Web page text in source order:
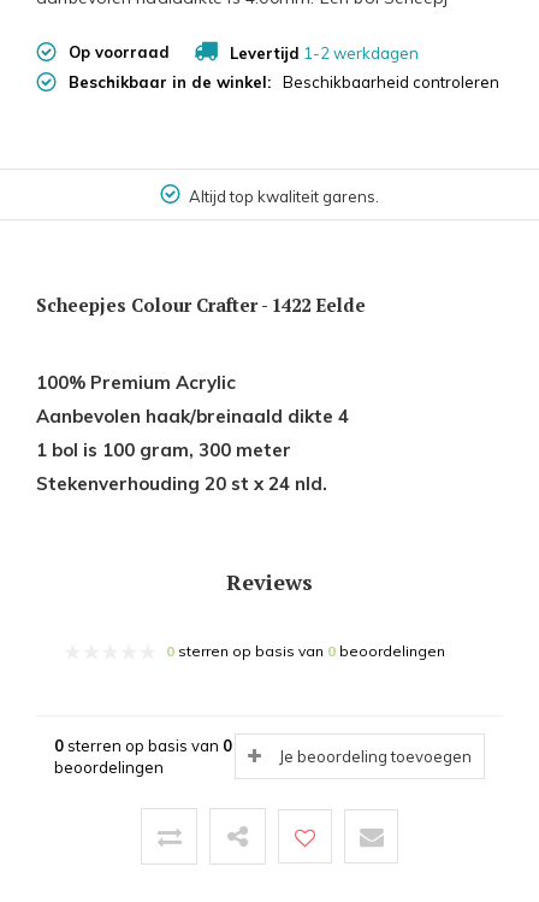
Op voorraad Levertijd 1-2 werkdagen
Beschikbaar in de winkel:
Beschikbaarheid controleren
Altijd top kwaliteit garens.
Scheepjes Colour Crafter - 1422 Eelde
100% Premium Acrylic
Aanbevolen haak/breinaald dikte 4
1 bol is 100 gram, 300 meter
Stekenverhouding 20 st x 24 nld.
Reviews
0 sterren op basis van 0 beoordelingen
0sterren op basis van 0
beoordelingen
Je beoordeling toevoegen